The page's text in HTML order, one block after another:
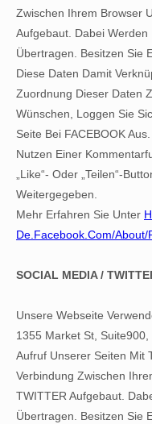
Zwischen Ihrem Browser
Aufgebaut. Dabei Werden
Übertragen. Besitzen Sie
Diese Daten Damit
Zuordnung Dieser Daten
Wünschen, Loggen Sie
Seite Bei FACEBOOK
Nutzen Einer
„Like“- Oder „Teilen“-
Weitergegeben.
Mehr Erfahren Sie Unter
De.facebook.com/about/
SOCIAL MEDIA /
Unsere Webseite
1355 Market St,
Aufruf Unserer Seiten Mit
Verbindung Zwischen
TWITTER Aufgebaut.
Übertragen. Besitzen Sie